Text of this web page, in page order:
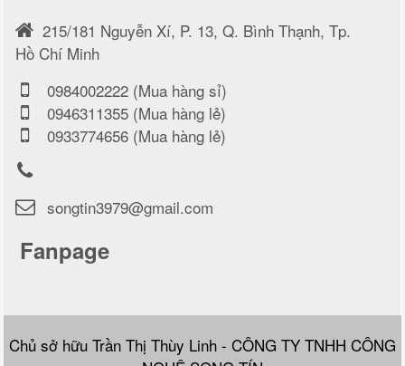
215/181 Nguyễn Xí, P. 13, Q. Bình Thạnh, Tp.
Hồ Chí Minh
0984002222 (Mua hàng sỉ)
0946311355 (Mua hàng lẻ)
0933774656 (Mua hàng lẻ)
songtin3979@gmail.com
Fanpage
Chủ sở hữu Trần Thị Thùy Linh - CÔNG TY TNHH CÔNG